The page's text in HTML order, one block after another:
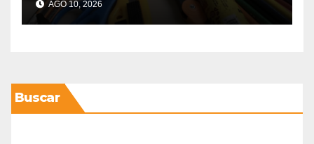
AGO 10, 2026
Buscar